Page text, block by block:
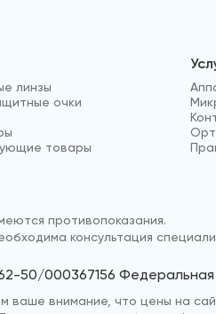
линзы
очки
товары
противопоказания.
консультация
50/000367156
внимание, что цены на